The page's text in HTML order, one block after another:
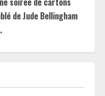
de Jude Bellingham